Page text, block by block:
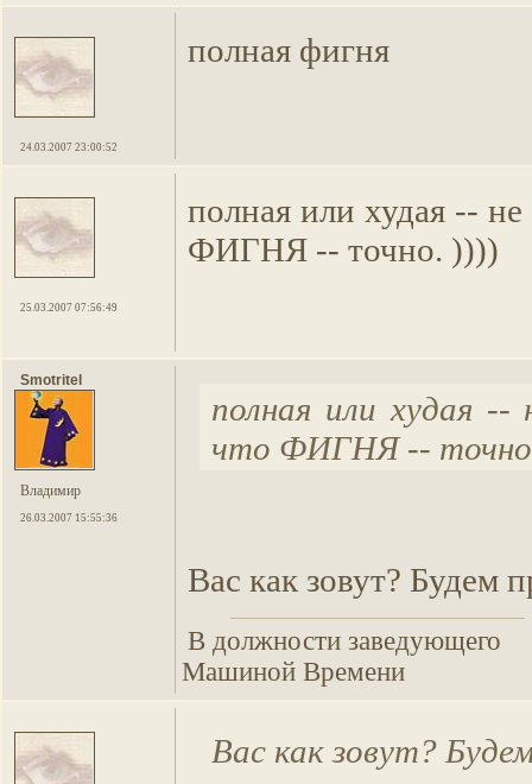
24.03.2007 23:00:52
полная фигня
25.03.2007 07:56:49
полная или худая --
ФИГНЯ -- точно. ))))
Smotritel
Владимир
26.03.2007 15:55:36
полная или худая
что ФИГНЯ --
Вас как зовут? Будем
В должности заведующего
Машиной Времени
Вас как зовут?